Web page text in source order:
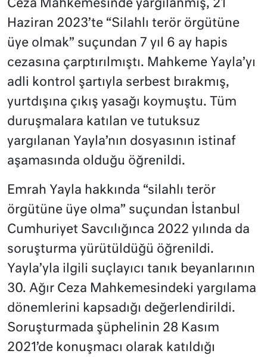
Ceza Mahkemesinde yargılanmış, 21
Haziran 2023’te “Silahlı terör örgütüne
üye olmak” suçundan 7 yıl 6 ay hapis
cezasına çarptırılmıştı. Mahkeme Yayla’yı
adli kontrol şartıyla serbest bırakmış,
yurtdışına çıkış yasağı koymuştu. Tüm
duruşmalara katılan ve tutuksuz
yargılanan Yayla’nın dosyasının istinaf
aşamasında olduğu öğrenildi.
Emrah Yayla hakkında “silahlı terör
örgütüne üye olma” suçundan İstanbul
Cumhuriyet Savcılığınca 2022 yılında da
soruşturma yürütüldüğü öğrenildi.
Yayla’yla ilgili suçlayıcı tanık beyanlarının
30. Ağır Ceza Mahkemesindeki yargılama
dönemlerini kapsadığı değerlendirildi.
Soruşturmada şüphelinin 28 Kasım
2021’de konuşmacı olarak katıldığı